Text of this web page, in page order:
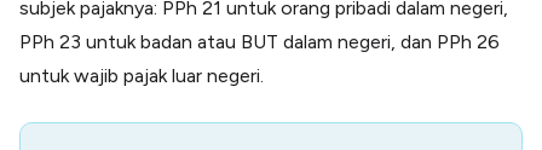
subjek pajaknya: PPh 21 untuk orang pribadi dalam negeri,
PPh 23 untuk badan atau BUT dalam negeri, dan PPh 26
untuk wajib pajak luar negeri.